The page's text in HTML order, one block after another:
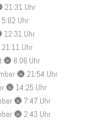
21:31 Uhr
Uhr
12:31 Uhr
Uhr
🌚 8:06 Uhr
🌚 21:54 Uhr
🌚 14:25 Uhr
🌚 7:47 Uhr
🌚 2:43 Uhr